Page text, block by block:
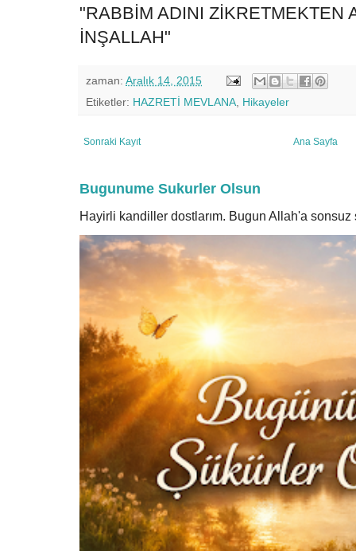
"RABBİM ADINI ZİKRETMEKTEN
İNŞALLAH"
zaman: Aralık 14, 2015
Etiketler: HAZRETİ MEVLANA Hikayeler
Sonraki Kayıt Ana Sayfa
Bugunume Sukurler Olsun
Hayirli kandiller dostlarım. Bugun Allah'a